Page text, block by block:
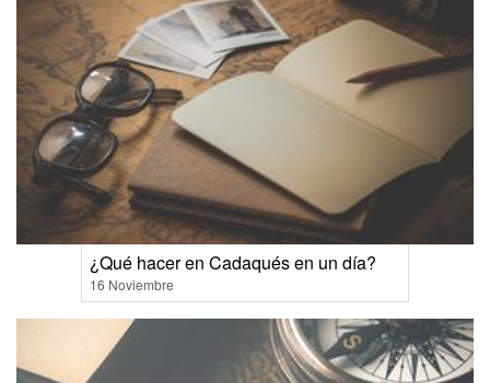
¿Qué hacer en Cadaqués en un día?
16 Noviembre